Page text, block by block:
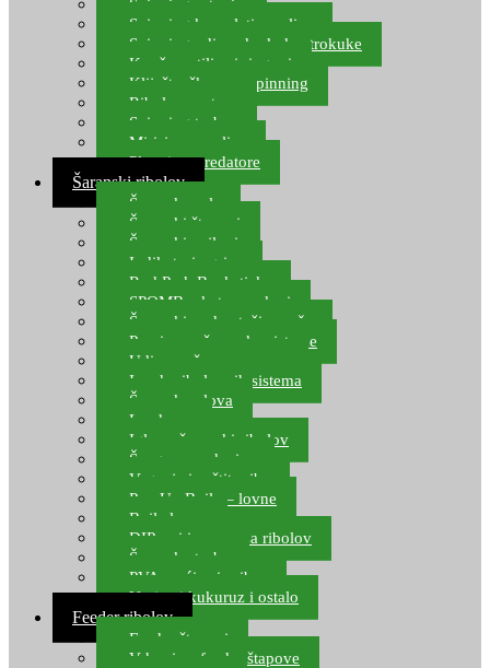
Spinning setovi
Spinning kompleti varalica
Spinning udice, dvokuke, trokuke
Kopče, vrtilice i ringovi
Kliješta, škare za spinning
Ribolov pastrve
Spinning torbe
Mirisi za varalice
Plovci za predatore
Šaranski ribolov
Šaranske role
Šaranski štapovi
Šaranski najloni
Indikatori ugriza
Rod Pod, Banksticks
SPOMB rakete, markeri
Šaranski podmetači, mreže
Pernice za šaranske sisteme
Udice za šarana, amura
Izrada ribolovnih sistema
Šaranska olova
Leadcore
Igle za šaranski ribolov
Špage, upredenice
Vaganje i zaštita ribe
Pop Up Boile – lovne
Boile lovne
DIP-ovi i arome za ribolov
Šaranske torbe
PVA vrećice i pribor
Umjetni kukuruz i ostalo
Feeder ribolov
Feeder štapovi
Vrhovi za feeder štapove